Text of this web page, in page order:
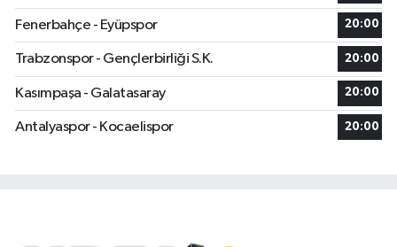
Fenerbahçe - Eyüpspor 20:00
Trabzonspor - Gençlerbirliği S.K. 20:00
Kasımpaşa - Galatasaray 20:00
Antalyaspor - Kocaelispor 20:00